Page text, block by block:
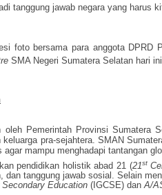
tanggung jawab negara yang harus
foto bersama para anggota
SMA Negeri Sumatera Selatan hari
Pemerintah Provinsi Sumatera
pra-sejahtera. SMAN
mampu menghadapi tantangan
pendidikan holistik abad 21 (21st
dan tanggung jawab sosial. Selain
Education (IGCSE) dan A/